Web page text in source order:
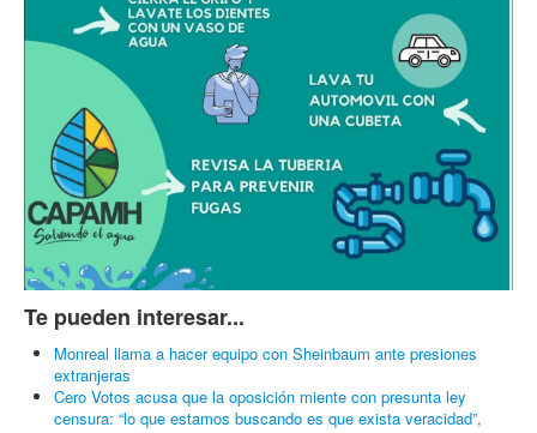
Te pueden interesar...
Monreal llama a hacer equipo con Sheinbaum ante presiones
extranjeras
Cero Votos acusa que la oposición miente con presunta ley
censura: “lo que estamos buscando es que exista veracidad”,